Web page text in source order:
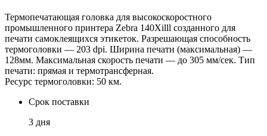
Термопечатающая головка для высокоскоростного
промышленного принтера Zebra 140Xilll созданного для
печати самоклеящихся этикеток. Разрешающая способность
термоголовки — 203 dpi. Ширина печати (максимальная) —
128мм. Максимальная скорость печати — до 305 мм/сек. Тип
печати: прямая и термотрансферная.
Ресурс термоголовки: 50 км.
Срок поставки
3 дня